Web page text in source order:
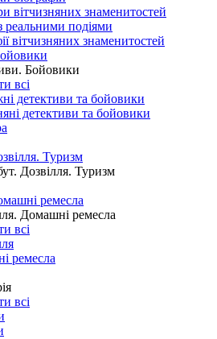
вітчизняних знаменитостей
з реальними подіями
вітчизняних знаменитостей
Бойовики
всі
детективи та бойовики
детективи та бойовики
Туризм
Дозвілля. Туризм
ремесла
Домашні ремесла
всі
ремесла
всі